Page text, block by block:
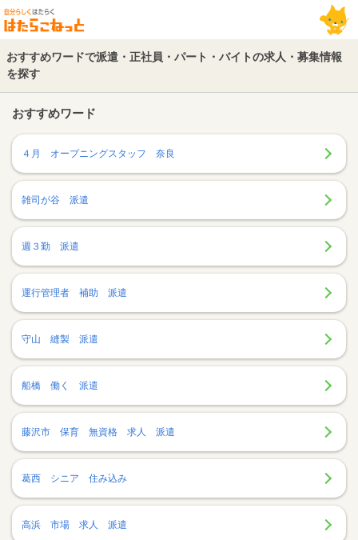
おすすめワードで派遣・正社員・パート・バイトの求人・募集情報
を探す
おすすめワード
４月 オープニングスタッフ 奈良
雑司が谷 派遣
週３勤 派遣
運行管理者 補助 派遣
守山 縫製 派遣
船橋 働く 派遣
藤沢市 保育 無資格 求人 派遣
葛西 シニア 住み込み
高浜 市場 求人 派遣